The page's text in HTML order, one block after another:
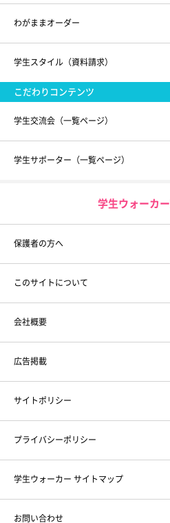
わがままオーダー
学生スタイル（資料請求）
こだわりコンテンツ
学生交流会（一覧ページ）
学生サポーター（一覧ページ）
学生ウォーカー
保護者の方へ
このサイトについて
会社概要
広告掲載
サイトポリシー
プライバシーポリシー
学生ウォーカー サイトマップ
お問い合わせ